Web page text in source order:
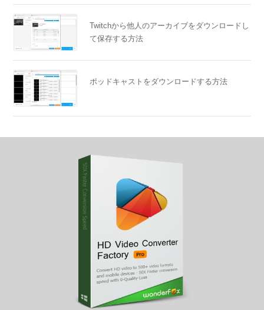
Twitchから他人のアーカイブをダウンロードし
て保存する方法
ポッドキャストをダウンロードする方法